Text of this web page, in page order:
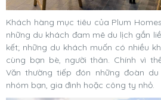
Khách hàng mục tiêu của Plum
những du khách đam mê du lịch gắn
kết; những du khách muốn có nhiều
cùng bạn bè, người thân. Chính vì
Văn thường tiếp đón những đoàn
nhóm bạn, gia đình hoặc công ty nhỏ.